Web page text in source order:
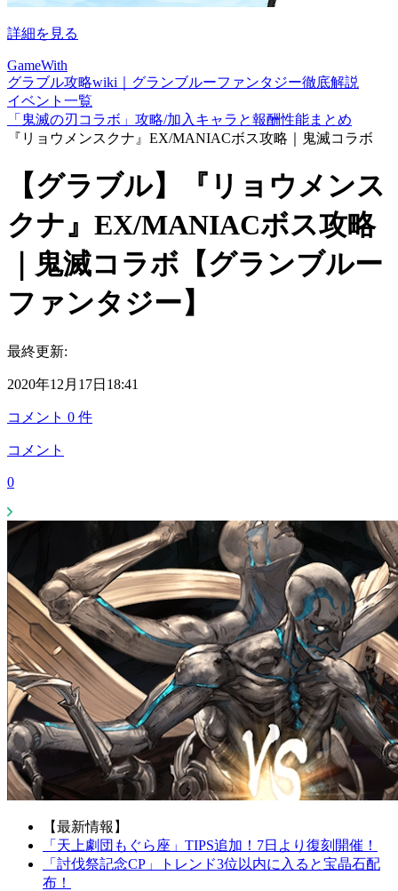
詳細を見る
GameWith
グラブル攻略wiki｜グランブルーファンタジー徹底解説
イベント一覧
「鬼滅の刃コラボ」攻略/加入キャラと報酬性能まとめ
『リョウメンスクナ』EX/MANIACボス攻略｜鬼滅コラボ
【グラブル】『リョウメンス
クナ』EX/MANIACボス攻略
｜鬼滅コラボ【グランブルー
ファンタジー】
最終更新:
2020年12月17日18:41
コメント 0 件
コメント
0
【最新情報】
「天上劇団もぐら座」TIPS追加！7日より復刻開催！
「討伐祭記念CP」トレンド3位以内に入ると宝晶石配
布！